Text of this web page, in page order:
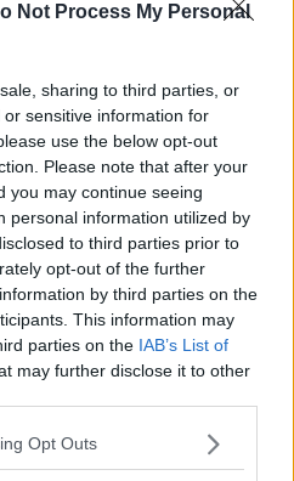
Not Process My Personal
sharing to third parties, or
sensitive information for
use the below opt-out
Please note that after your
you may continue seeing
personal information utilized by
to third parties prior to
opt-out of the further
by third parties on the
This information may
parties on the IAB’s List of
may further disclose it to other
Opt Outs
mentale
e non